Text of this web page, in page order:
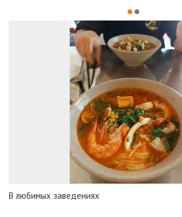
В любимых заведениях